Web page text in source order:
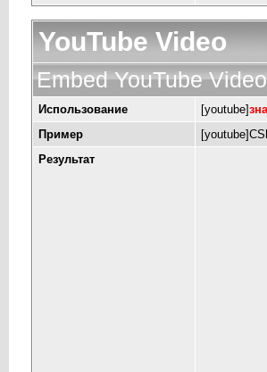
YouTube Video
Embed YouTube Video
Использование [youtube]
Пример
Результат